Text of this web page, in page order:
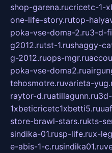
shop-garena.rucricetc-1-
one-life-story.rutop-
poka-vse-doma-2.ru3-d-
g2012.rutst-1.rushaggy-
g-2012.ruops-mgr.ru
poka-vse-doma2.ru
tehosmotre.ruvarieta-
raytor-d.ruatillagunn.ru
1xbeticricetc1xbetti5.ru
store-brawl-stars.rukts-
sindika-01.rusp-life.rux-
e-abis-1-c.rusindika01.ru